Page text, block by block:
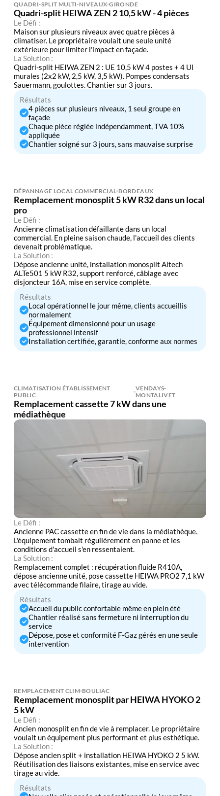
QUADRI-SPLIT MULTI-NIVEAUX GIRONDE
Quadri-split HEIWA ZEN 2 10,5 kW - 4 pièces
Le Défi :
Maison sur plusieurs niveaux avec quatre pièces à
climatiser. Le propriétaire voulait une seule unité
extérieure pour limiter l'impact en façade.
La Solution :
Quadri-split HEIWA ZEN 2 : UE 10,5 kW 4 postes + 4 UI
murales (2x2 kW, 2,5 kW, 3,5 kW). Pompes condensats
Sauermann, goulottes. Chantier sur 3 jours.
Résultats
4 pièces sur plusieurs niveaux, 1 seul groupe en
façade
Chaque pièce réglée indépendamment, TVA 10%
appliquée
Chantier soigné sur 3 jours, sans mauvaise surprise
DÉPANNAGE LOCAL COMMERCIAL BORDEAUX
Remplacement monosplit 5 kW R32 dans un local
pro
Le Défi :
Ancienne climatisation défaillante dans un local
commercial. En pleine saison chaude, l'accueil des clients
devenait problématique.
La Solution :
Dépose ancienne unité, installation monosplit Altech
ALTe501 5 kW R32, support renforcé, câblage avec
disjoncteur 16A, mise en service complète.
Résultats
Local opérationnel le jour même, clients accueillis
normalement
Équipement dimensionné pour un usage
professionnel intensif
Installation certifiée, garantie, conforme aux normes
CLIMATISATION ÉTABLISSEMENT
PUBLIC
VENDAYS-
MONTALIVET
Remplacement cassette 7 kW dans une
médiathèque
Le Défi :
Ancienne PAC cassette en fin de vie dans la médiathèque.
L'équipement tombait régulièrement en panne et les
conditions d'accueil s'en ressentaient.
La Solution :
Remplacement complet : récupération fluide R410A,
dépose ancienne unité, pose cassette HEIWA PRO2 7,1 kW
avec télécommande filaire, tirage au vide.
Résultats
Accueil du public confortable même en plein été
Chantier réalisé sans fermeture ni interruption du
service
Dépose, pose et conformité F-Gaz gérés en une seule
intervention
REMPLACEMENT CLIM BOULIAC
Remplacement monosplit par HEIWA HYOKO 2
5 kW
Le Défi :
Ancien monosplit en fin de vie à remplacer. Le propriétaire
voulait un équipement plus performant et plus esthétique.
La Solution :
Dépose ancien split + installation HEIWA HYOKO 2 5 kW.
Réutilisation des liaisons existantes, mise en service avec
tirage au vide.
Résultats